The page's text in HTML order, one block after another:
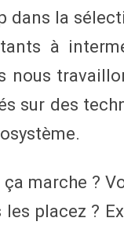
dans la
à
nous
sur des
marche ?
placez ?